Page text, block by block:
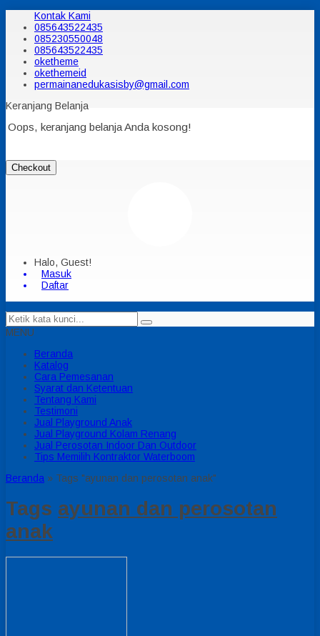
Kontak Kami
085643522435
085230550048
085643522435
oketheme
okethemeid
permainanedukasisby@gmail.com
Keranjang Belanja
Oops, keranjang belanja Anda kosong!
Checkout
Halo, Guest!
Masuk
Daftar
MENU
Beranda
Katalog
Cara Pemesanan
Syarat dan Ketentuan
Tentang Kami
Testimoni
Jual Playground Anak
Jual Playground Kolam Renang
Jual Perosotan Indoor Dan Outdoor
Tips Memilih Kontraktor Waterboom
Beranda » Tags "ayunan dan perosotan anak"
Tags ayunan dan perosotan
anak